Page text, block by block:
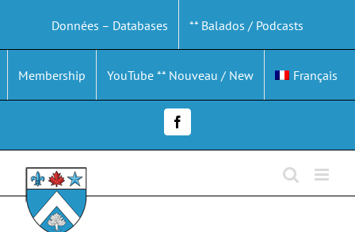
contenu
Données – Databases ** Balados / Podcasts
Membership YouTube ** Nouveau / New Français
Facebook